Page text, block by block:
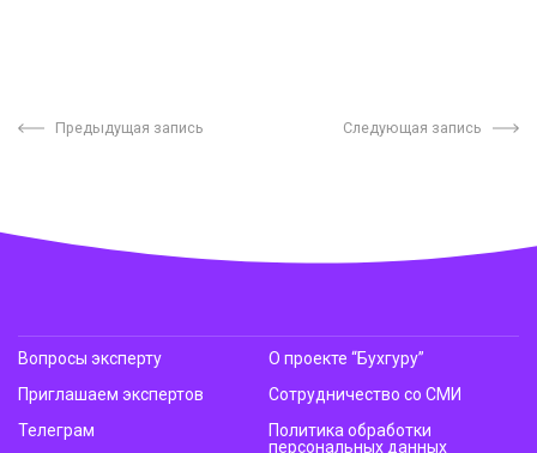
Предыдущая запись Следующая запись
Вопросы эксперту
Приглашаем экспертов
Телеграм
О проекте “Бухгуру”
Сотрудничество со СМИ
Политика обработки
персональных данных